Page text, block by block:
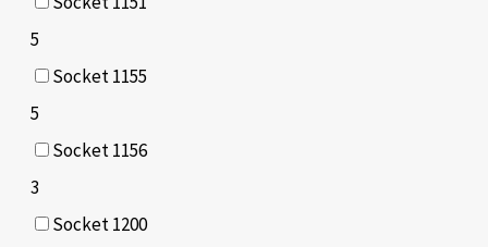
5
Socket 1155
5
Socket 1156
3
Socket 1200